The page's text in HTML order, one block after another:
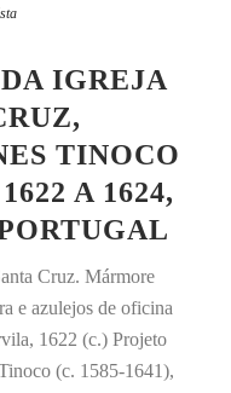
IGREJA
TINOCO
A 1624,
Cruz. Mármore
e azulejos de oficina
1622 (c.) Projeto
(c. 1585-1641),